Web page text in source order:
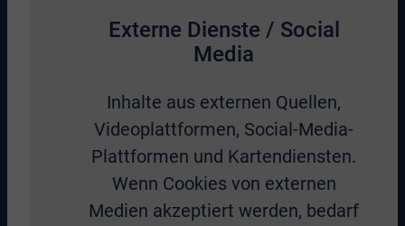
Externe Dienste / Social
Media
Inhalte aus externen Quellen,
Videoplattformen, Social-Media-
Plattformen und Kartendiensten.
Wenn Cookies von externen
Medien akzeptiert werden, bedarf